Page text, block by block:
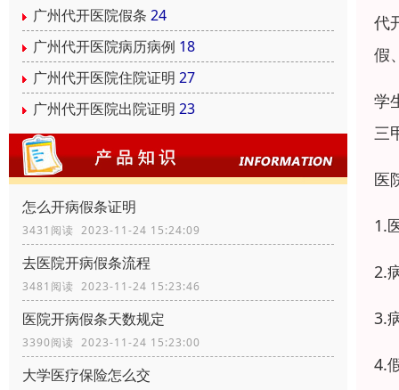
广州代开医院假条 24
广州代开医院病历病例 18
广州代开医院住院证明 27
广州代开医院出院证明 23
怎么开病假条证明
3431阅读 2023-11-24 15:24:09
去医院开病假条流程
3481阅读 2023-11-24 15:23:46
医院开病假条天数规定
3390阅读 2023-11-24 15:23:00
大学医疗保险怎么交
代
假
学
三
医
1.
2.
3.
4.